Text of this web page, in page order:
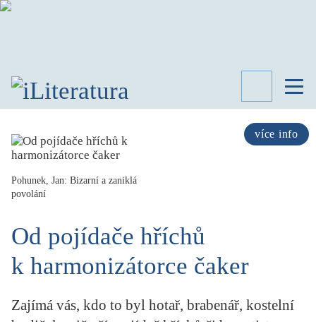
více info
LITERATURY
KATEGORIE
PŘEHLED
STUDIE
Pohunek, Jan: Bizarní a zaniklá
povolání
Od pojídače hříchů
k harmonizátorce čaker
Zajímá vás, kdo to byl hotař, brabenář, kostelní